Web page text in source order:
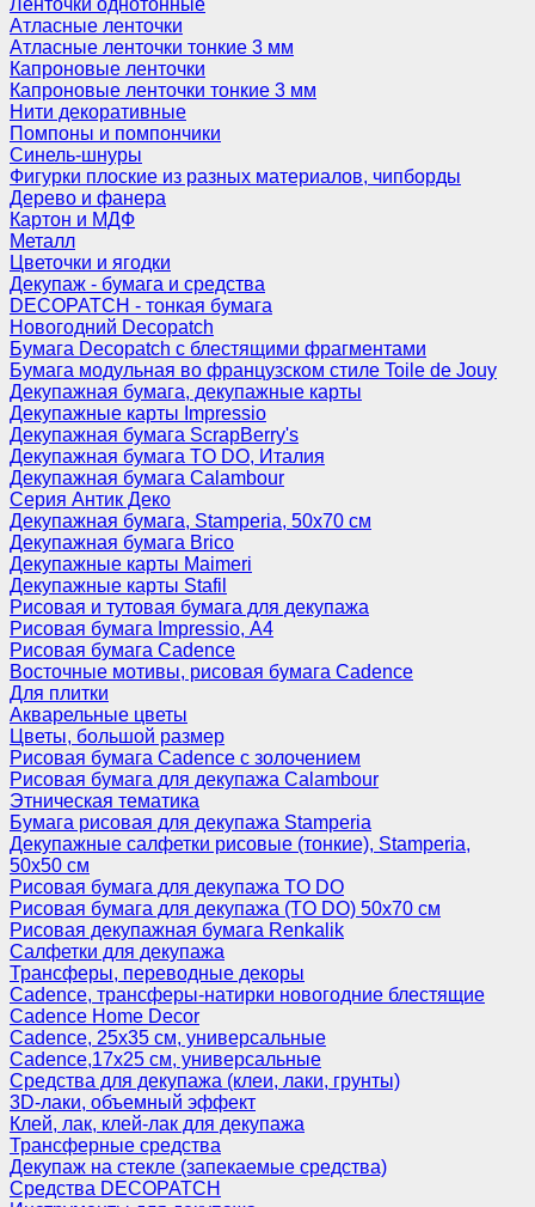
Ленточки однотонные
Атласные ленточки
Атласные ленточки тонкие 3 мм
Капроновые ленточки
Капроновые ленточки тонкие 3 мм
Нити декоративные
Помпоны и помпончики
Синель-шнуры
Фигурки плоские из разных материалов, чипборды
Дерево и фанера
Картон и МДФ
Металл
Цветочки и ягодки
Декупаж - бумага и средства
DECOPATCH - тонкая бумага
Новогодний Decopatch
Бумага Decopatch с блестящими фрагментами
Бумага модульная во французском стиле Toile de Jouy
Декупажная бумага, декупажные карты
Декупажные карты Impressio
Декупажная бумага ScrapBerry's
Декупажная бумага TO DO, Италия
Декупажная бумага Calambour
Серия Антик Деко
Декупажная бумага, Stamperia, 50х70 см
Декупажная бумага Brico
Декупажные карты Maimeri
Декупажные карты Stafil
Рисовая и тутовая бумага для декупажа
Рисовая бумага Impressio, А4
Рисовая бумага Cadence
Восточные мотивы, рисовая бумага Cadence
Для плитки
Акварельные цветы
Цветы, большой размер
Рисовая бумага Cadence c золочением
Рисовая бумага для декупажа Calambour
Этническая тематика
Бумага рисовая для декупажа Stamperia
Декупажные салфетки рисовые (тонкие), Stamperia,
50х50 см
Рисовая бумага для декупажа TO DO
Рисовая бумага для декупажа (TO DO) 50х70 см
Рисовая декупажная бумага Renkalik
Салфетки для декупажа
Трансферы, переводные декоры
Cadence, трансферы-натирки новогодние блестящие
Cadence Home Decor
Cadence, 25х35 см, универсальные
Cadence,17х25 см, универсальные
Средства для декупажа (клеи, лаки, грунты)
3D-лаки, объемный эффект
Клей, лак, клей-лак для декупажа
Трансферные средства
Декупаж на стекле (запекаемые средства)
Средства DECOPATCH